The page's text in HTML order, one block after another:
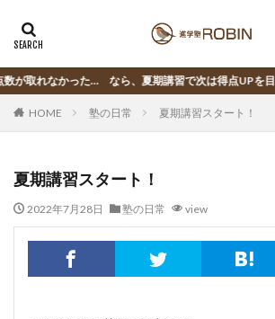
なかった… なら、夏期講習で次は得点UPを目指そう！
HOME 塾の日常 夏期講習スタート！
夏期講習スタート！
2022年7月28日 塾の日常 view